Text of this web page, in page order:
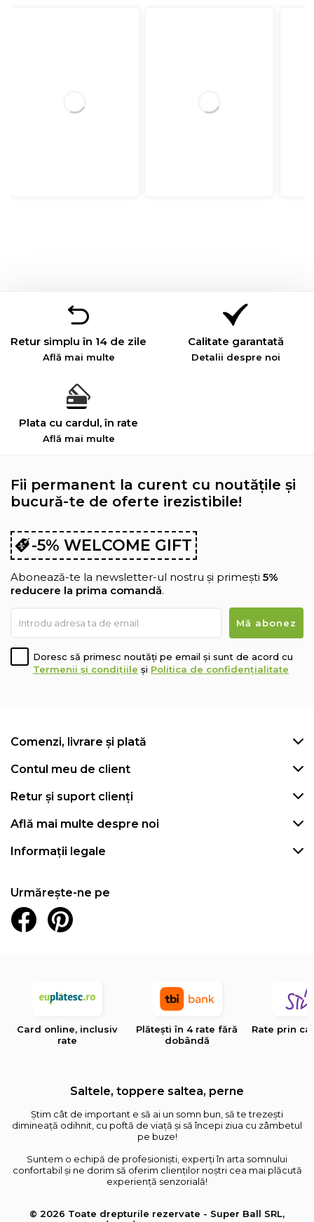
Retur simplu în 14 de zile
Află mai multe
Calitate garantată
Detalii despre noi
Plata cu cardul, în rate
Află mai multe
Fii permanent la curent cu noutățile și
bucură-te de oferte irezistibile!
-5% WELCOME GIFT
Abonează-te la newsletter-ul nostru și primești 5%
reducere la prima comandă.
Doresc să primesc noutăți pe email și sunt de acord cu
Termenii și condițiile și Politica de confidențialitate
Comenzi, livrare și plată
Contul meu de client
Retur și suport clienți
Află mai multe despre noi
Informații legale
Urmărește-ne pe
Card online, inclusiv
rate
Plătești în 4 rate fără
dobândă
Rate prin
Saltele, toppere saltea, perne
Știm cât de important e să ai un somn bun, să te trezești
dimineață odihnit, cu poftă de viață și să începi ziua cu zâmbetul
pe buze!
Suntem o echipă de profesioniști, experți în arta somnului
confortabil și ne dorim să oferim clienților noștri cea mai plăcută
experiență senzorială!
© 2026 Toate drepturile rezervate - Super Ball SRL,